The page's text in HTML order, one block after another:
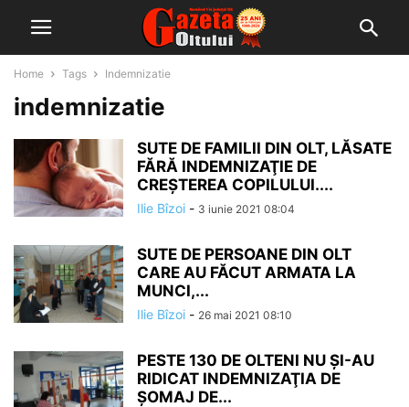
Home Tags Indemnizatie
indemnizatie
SUTE DE FAMILII DIN OLT, LĂSATE
FĂRĂ INDEMNIZAŢIE DE
CREŞTEREA COPILULUI....
Ilie Bîzoi - 3 iunie 2021 08:04
SUTE DE PERSOANE DIN OLT
CARE AU FĂCUT ARMATA LA
MUNCI,...
Ilie Bîzoi - 26 mai 2021 08:10
PESTE 130 DE OLTENI NU ŞI-AU
RIDICAT INDEMNIZAŢIA DE
ŞOMAJ DE...